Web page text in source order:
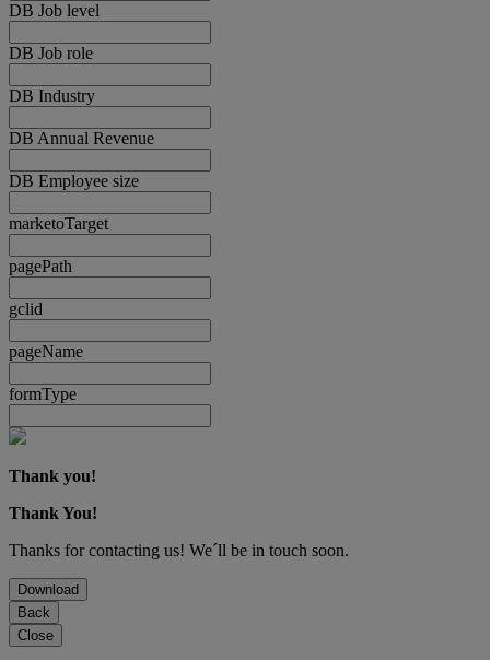
DB Job level
DB Job role
DB Industry
DB Annual Revenue
DB Employee size
marketoTarget
pagePath
gclid
pageName
formType
Thank you!
Thank You!
Thanks for contacting us! We´ll be in touch soon.
Download
Back
Close